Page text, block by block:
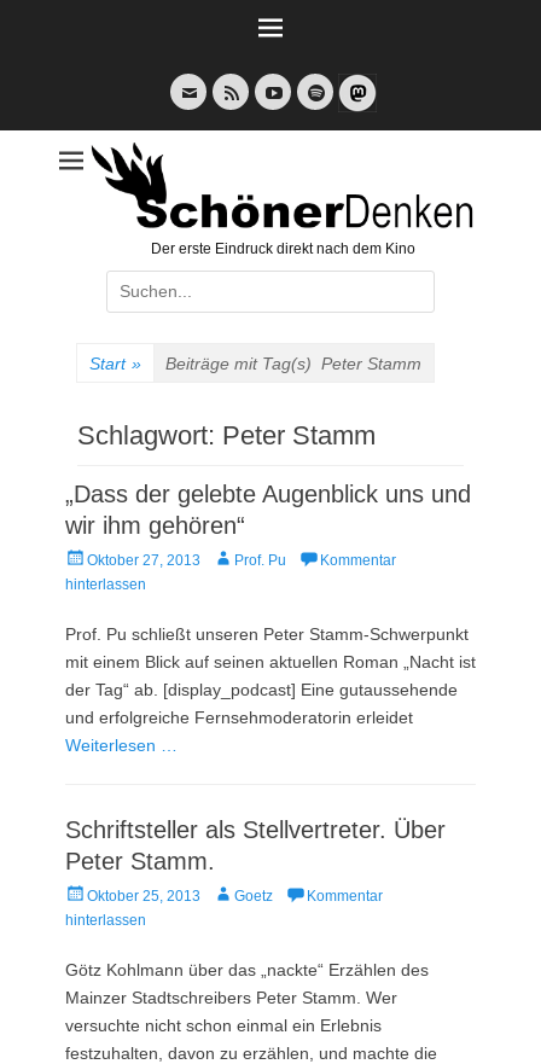
E-
Mail
Feed YouTubeSpotify
Der erste Eindruck direkt nach dem Kino
Suche
nach:
Start » Beiträge mit Tag(s) Peter Stamm
Schlagwort: Peter Stamm
„Dass der gelebte Augenblick uns und
wir ihm gehören“
Veröffentlicht
am
Oktober 27, 2013 AutorProf. Pu
Kommentar
hinterlassen
Prof. Pu schließt unseren Peter Stamm-Schwerpunkt
mit einem Blick auf seinen aktuellen Roman „Nacht ist
der Tag“ ab. [display_podcast] Eine gutaussehende
und erfolgreiche Fernsehmoderatorin erleidet
Weiterlesen …
Schriftsteller als Stellvertreter. Über
Peter Stamm.
Veröffentlicht
am
Oktober 25, 2013 AutorGoetz
Kommentar
hinterlassen
Götz Kohlmann über das „nackte“ Erzählen des
Mainzer Stadtschreibers Peter Stamm. Wer
versuchte nicht schon einmal ein Erlebnis
festzuhalten, davon zu erzählen, und machte die